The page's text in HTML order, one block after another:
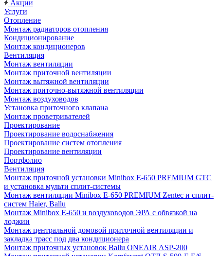
Акции
Услуги
Отопление
Монтаж радиаторов отопления
Кондиционирование
Монтаж кондиционеров
Вентиляция
Монтаж вентиляции
Монтаж приточной вентиляции
Монтаж вытяжной вентиляции
Монтаж приточно-вытяжной вентиляции
Монтаж воздуховодов
Установка приточного клапана
Монтаж проветривателей
Проектирование
Проектирование водоснабжения
Проектирование систем отопления
Проектирование вентиляции
Портфолио
Вентиляция
Монтаж приточной установки Minibox E-650 PREMIUM GTC
и установка мульти сплит-системы
Монтаж вентиляции Minibox E-650 PREMIUM Zentec и сплит-
систем Haier, Ballu
Монтаж Minibox E-650 и воздуховодов ЭРА с обвязкой на
лоджии
Монтаж центральной домовой приточной вентиляции и
закладка трасс под два кондиционера
Монтаж приточных установок Ballu ONEAIR ASP-200